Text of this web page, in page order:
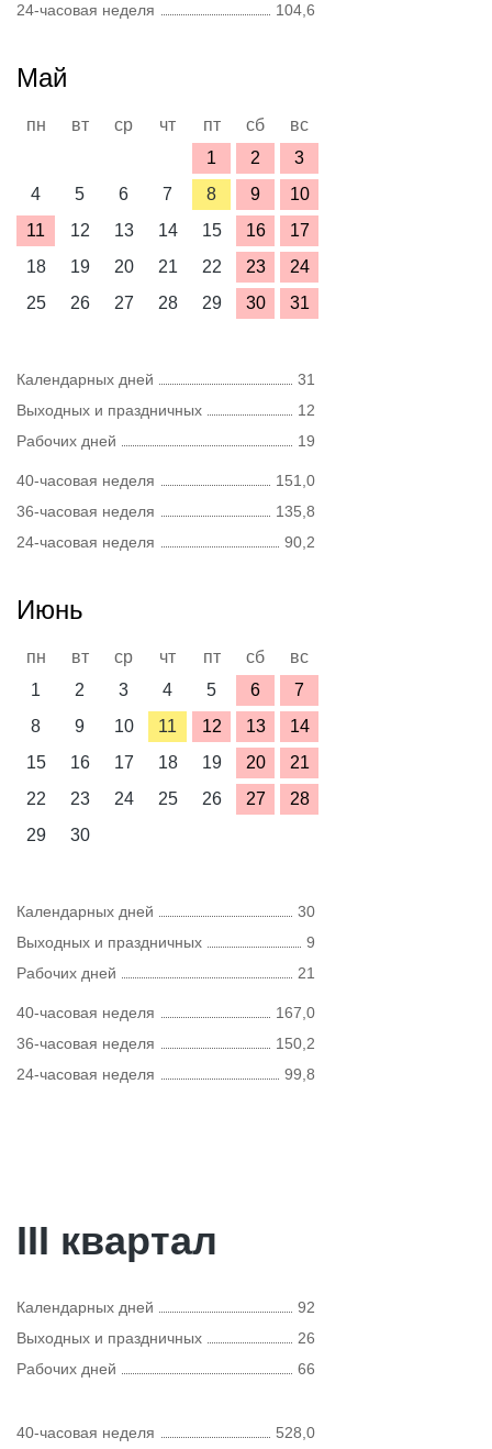
24-часовая неделя
104,6
Май
пн вт ср чт пт сб
вс
1
2
3
4
5 6 7 8 9
10
11
12 13 14 15 16
17
18
19 20 21 22 23
24
25
26 27 28 29 30 31
Календарных дней
31
Выходных и праздничных
12
Рабочих дней
19
40-часовая неделя
151,0
36-часовая неделя
135,8
24-часовая неделя
90,2
Июнь
пн вт ср чт пт сб
вс
1
2 3 4 5 6
7
8
9 10 11 12 13
14
15
16 17 18 19 20
21
22
23 24 25 26 27
28
29
30
Календарных дней
30
Выходных и праздничных
9
Рабочих дней
21
40-часовая неделя
167,0
36-часовая неделя
150,2
24-часовая неделя
99,8
III квартал
Календарных дней
92
Выходных и праздничных
26
Рабочих дней
66
40-часовая неделя 528,0